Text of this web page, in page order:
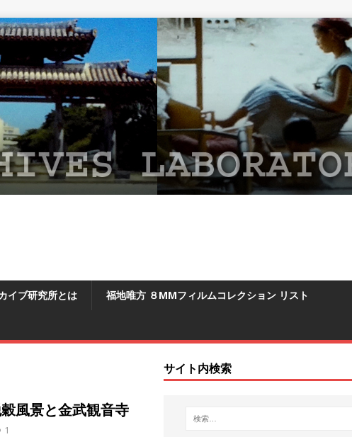
イブ研究所とは 福地唯方 ８MMフィルムコレクション リスト
風景と金武観音寺
1
サイト内検索